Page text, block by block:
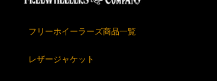
フリーホイーラーズ商品一覧
レザージャケット